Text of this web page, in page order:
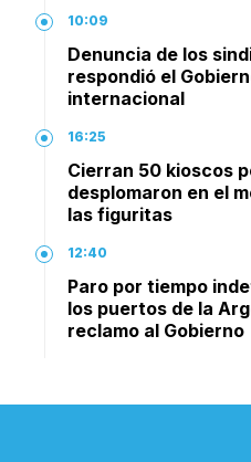
10:09
Denuncia de los
respondió el
internacional
16:25
Cierran 50 kioscos
desplomaron en el
las figuritas
12:40
Paro por tiempo
los puertos de la
reclamo al Gobierno